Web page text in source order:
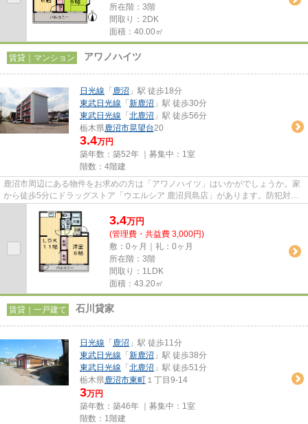
所在階：3階
間取り：2DK
面積：40.00㎡
賃貸｜マンション アワノハイツ
日光線 「 鹿沼 」駅 徒歩18分
東武日光線 「 新鹿沼 」駅 徒歩30分
東武日光線 「 北鹿沼 」駅 徒歩56分
栃木県鹿沼市晃望台20
3.4万円
築年数：築52年 ｜募集中： 1室
階数：4階建
鹿沼市周辺にある物件をお求めの方は「アワノハイツ」はいかがでしょうか。家
から徒歩5分にドラッグストア「ウエルシア 鹿沼貝島店」があります。防犯対策
3.4万円
(管理費・共益費 3,000円)
敷：0ヶ月｜礼：0ヶ月
所在階：3階
間取り：1LDK
面積：43.20㎡
賃貸｜一戸建て 石川貸家
日光線 「 鹿沼 」駅 徒歩11分
東武日光線 「 新鹿沼 」駅 徒歩38分
東武日光線 「 北鹿沼 」駅 徒歩51分
栃木県鹿沼市東町 １丁目9-14
3万円
築年数：築46年 ｜募集中： 1室
階数：1階建